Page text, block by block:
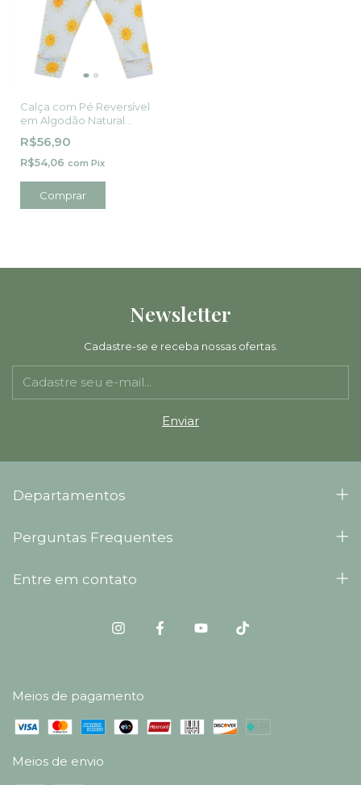
Calça com Pé Reversível
em Algodão Natural
Solzinho - Casulo de Anjo
R$56,90
R$54,06 com Pix
Comprar
Newsletter
Cadastre-se e receba nossas ofertas.
Departamentos
Perguntas Frequentes
Entre em contato
Meios de pagamento
Meios de envio